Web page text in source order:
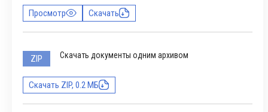
Просмотр Скачать
ZIP Скачать документы одним архивом
Скачать ZIP, 0.2 МБ